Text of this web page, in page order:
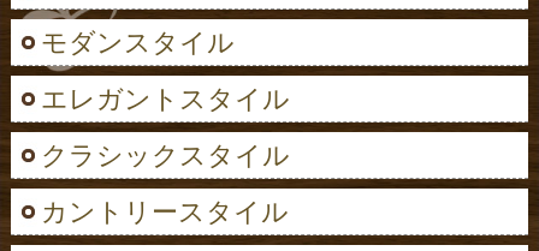
モダンスタイル
エレガントスタイル
クラシックスタイル
カントリースタイル